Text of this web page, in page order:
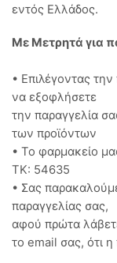
εντός Ελλάδος.
Με Μετρητά για
• Επιλέγοντας
να εξοφλήσετε
την παραγγελία
των προϊόντων
• Το φαρμακείο
ΤΚ: 54635
• Σας
παραγγελίας σας,
αφού πρώτα
το email σας, ότι η